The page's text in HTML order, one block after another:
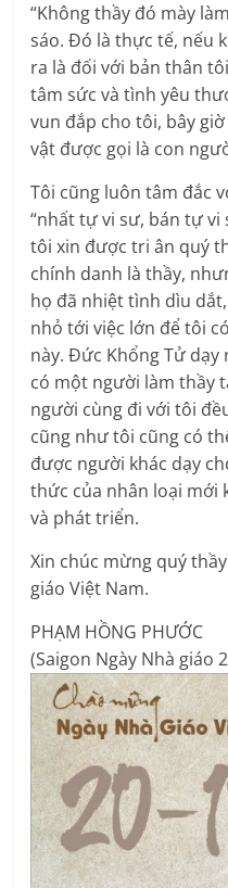
“Không thầy đó mày
sáo. Đó là thực tế, nếu
ra là đối với bản thân
tâm sức và tình yêu
vun đắp cho tôi, bây
vật được gọi là con
Tôi cũng luôn tâm đắc
“nhất tự vi sư, bán tự vi
tôi xin được tri ân quý
chính danh là thầy,
họ đã nhiệt tình dìu
nhỏ tới việc lớn để tôi
này. Đức Khổng Tử
có một người làm thầy
người cùng đi với tôi
cũng như tôi cũng có
được người khác dạy
thức của nhân loại mới
và phát triển.
Xin chúc mừng quý
giáo Việt Nam.
PHẠM HỒNG PHƯỚC
(Saigon Ngày Nhà giáo